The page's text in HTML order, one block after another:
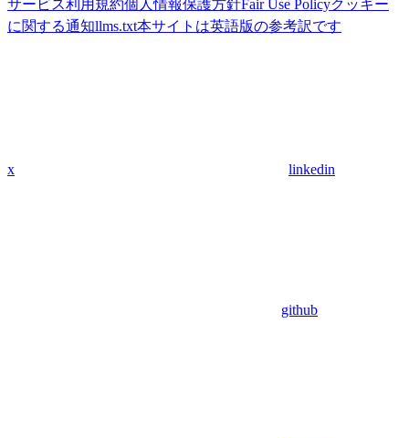
サービス利用規約個人情報保護方針Fair Use Policyクッキー
に関する通知llms.txt本サイトは英語版の参考訳です
x linkedin
github